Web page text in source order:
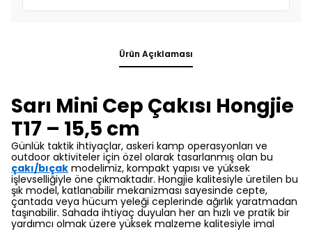
Ürün Açıklaması
Sarı Mini Cep Çakısı Hongjie
T17 – 15,5 cm
Günlük taktik ihtiyaçlar, askeri kamp operasyonları ve
outdoor aktiviteler için özel olarak tasarlanmış olan bu
çakı/bıçak modelimiz, kompakt yapısı ve yüksek
işlevselliğiyle öne çıkmaktadır. Hongjie kalitesiyle üretilen bu
şık model, katlanabilir mekanizması sayesinde cepte,
çantada veya hücum yeleği ceplerinde ağırlık yaratmadan
taşınabilir. Sahada ihtiyaç duyulan her an hızlı ve pratik bir
yardımcı olmak üzere yüksek malzeme kalitesiyle imal